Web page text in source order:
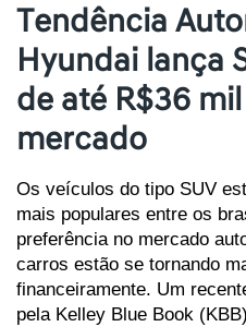
Tendência
Hyundai lança
de até R$36
mercado
Os veículos do tipo SUV
mais populares entre os
preferência no mercado
carros estão se tornando
financeiramente. Um
pela Kelley Blue Book